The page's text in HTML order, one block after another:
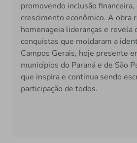
promovendo inclusão financeira,
crescimento econômico. A obra
homenageia lideranças e revela
conquistas que moldaram a
Campos Gerais, hoje presente
municípios do Paraná e de São
que inspira e continua sendo
participação de todos.